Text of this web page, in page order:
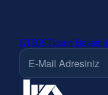
ETBİSTicaret